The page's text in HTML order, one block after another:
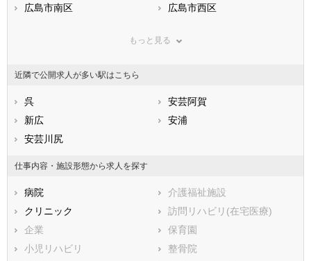
兵庫県
和歌山県
山口県
福岡県
佐賀県
熊本県
鹿児島県
広島市南区
広島市西区
広島市佐伯区
呉市
三原市
尾道市
福山市
府中市
三次市
江田島市
安芸郡府中町
安芸郡海田町
安芸郡熊野町
安芸郡坂町
山県郡安芸太田町
山県郡北広島町
豊田郡大崎上島町
もっと見る
近隣で公開求人が多い駅はこちら
呉
安芸阿賀
新広
安浦
安芸川尻
仕事内容・施設形態から求人を探す
病院
介護福祉施設
クリニック
訪問リハビリ(在宅医療)
企業
保育園
小児リハビリ
整骨院